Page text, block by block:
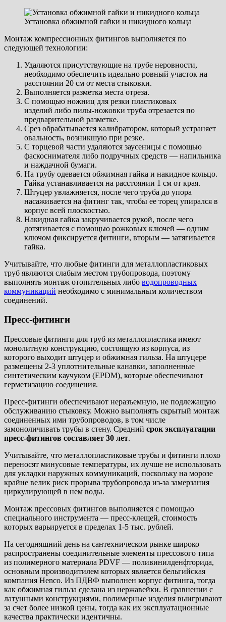
Установка обжимной гайки и никидного кольца
Монтаж компрессионных фитингов выполняется по
следующей технологии:
Удаляются присутствующие на трубе неровности,
необходимо обеспечить идеально ровный участок на
расстоянии 20 см от места стыковки.
Выполняется разметка места отреза.
С помощью ножниц для резки пластиковых
изделий либо пилы-ножовки труба отрезается по
предварительной разметке.
Срез обрабатывается калибратором, который устраняет
овальность, возникшую при резке.
С торцевой части удаляются заусеницы с помощью
фаскоснимателя либо подручных средств — напильника
и наждачной бумаги.
На трубу одевается обжимная гайка и накидное кольцо.
Гайка устанавливается на расстоянии 1 см от края.
Штуцер увлажняется, после чего труба до упора
насаживается на фитинг так, чтобы ее торец упирался в
корпус всей плоскостью.
Накидная гайка закручивается рукой, после чего
дотягивается с помощью рожковых ключей — одним
ключом фиксируется фитинги, вторым — затягивается
гайка.
Учитывайте, что любые фитинги для металлопластиковых
труб являются слабым местом трубопровода, поэтому
выполнять монтаж отопительных либо водопроводных
коммуникаций необходимо с минимальным количеством
соединений.
Пресс-фитинги
Прессовые фитинги для труб из металлопластика имеют
монолитную конструкцию, состоящую из корпуса, из
которого выходит штуцер и обжимная гильза. На штуцере
размещены 2-3 уплотнительные канавки, заполненные
синтетическим каучуком (EPDM), которые обеспечивают
герметизацию соединения.
Пресс-фитинги обеспечивают неразъемную, не подлежащую
обслуживанию стыковку. Можно выполнять скрытый монтаж
соединенных ими трубопроводов, в том числе
замоноличивать трубы в стену. Средний срок эксплуатации
пресс-фитингов составляет 30 лет.
Учитывайте, что металлопластиковые трубы и фитинги плохо
переносят минусовые температуры, их лучше не использовать
для укладки наружных коммуникаций, поскольку на морозе
крайне велик риск прорыва трубопровода из-за замерзания
циркулирующей в нем воды.
Монтаж прессовых фитингов выполняется с помощью
специального инструмента — пресс-клещей, стоимость
которых варьируется в пределах 1-5 тыс. рублей.
На сегодняшний день на сантехническом рынке широко
распространены соединительные элементы прессового типа
из полимерного материала PDVF — поливинилденфторида,
основным производитилем которых является бельгийская
компания Henco. Из ПДВФ выполнен корпус фитинга, тогда
как обжимная гильза сделана из нержавейки. В сравнении с
латунными конструкциями, полимерные изделия выигрывают
за счет более низкой цены, тогда как их эксплуатационные
качества практически идентичны.